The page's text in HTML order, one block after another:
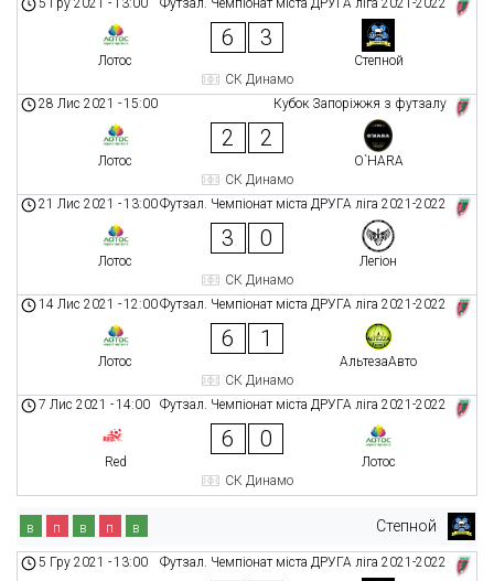
Футзал. Чемпіонат міста ДРУГА ліга 2021-2022
5 Гру 2021 - 13:00
Лотос
6 3
Степной
СК Динамо
Кубок Запоріжжя з футзалу
28 Лис 2021 -15:00
Лотос
2 2
O`HARA
СК Динамо
Футзал. Чемпіонат міста ДРУГА ліга 2021-2022
21 Лис 2021 -13:00
Лотос
3 0
Легіон
СК Динамо
Футзал. Чемпіонат міста ДРУГА ліга 2021-2022
14 Лис 2021 -12:00
Лотос
6 1
АльтезаАвто
СК Динамо
Футзал. Чемпіонат міста ДРУГА ліга 2021-2022
7 Лис 2021 -14:00
Red
6 0
Лотос
СК Динамо
Степной
в п в п в
Футзал. Чемпіонат міста ДРУГА ліга 2021-2022
5 Гру 2021 -13:00